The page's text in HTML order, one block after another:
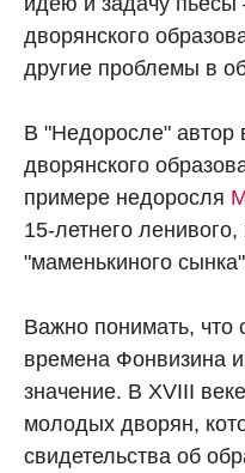
дворянского
другие проблемы в
В "Недоросле" автор
дворянского
примере недоросля
15-летнего
"маменькиного
Важно понимать, что
времена Фонвизина
значение. В XVIII
молодых дворян,
свидетельства об